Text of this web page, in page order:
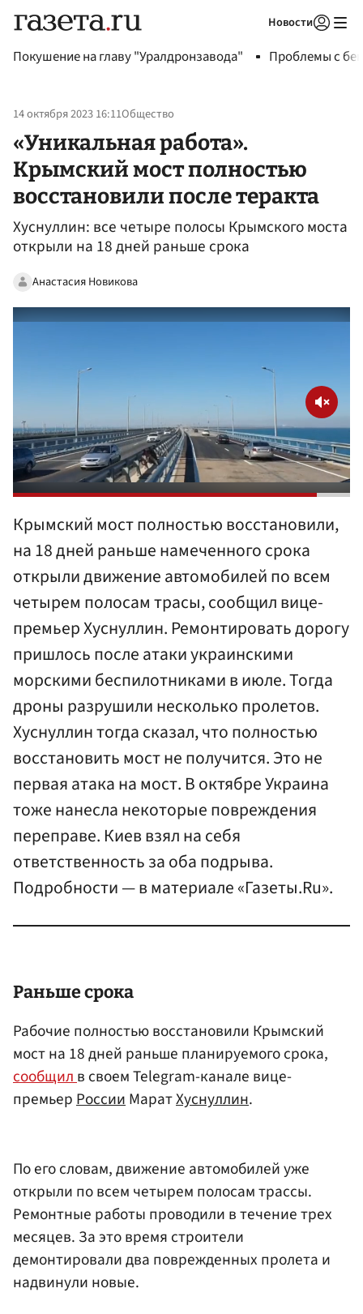
Новости
Покушение на главу "Уралдронзавода" Проблемы с
14 октября 2023 16:11Общество
«Уникальная работа».
Крымский мост полностью
восстановили после теракта
Хуснуллин: все четыре полосы Крымского моста
открыли на 18 дней раньше срока
Анастасия Новикова
Крымский мост полностью восстановили,
на 18 дней раньше намеченного срока
открыли движение автомобилей по всем
четырем полосам трасы, сообщил вице-
премьер Хуснуллин. Ремонтировать дорогу
пришлось после атаки украинскими
морскими беспилотниками в июле. Тогда
дроны разрушили несколько пролетов.
Хуснуллин тогда сказал, что полностью
восстановить мост не получится. Это не
первая атака на мост. В октябре Украина
тоже нанесла некоторые повреждения
переправе. Киев взял на себя
ответственность за оба подрыва.
Подробности — в материале «Газеты.Ru».
Раньше срока
Рабочие полностью восстановили Крымский
мост на 18 дней раньше планируемого срока,
сообщилв своем Telegram-канале вице-
премьерРоссииМаратХуснуллин.
По его словам, движение автомобилей уже
открыли по всем четырем полосам трассы.
Ремонтные работы проводили в течение трех
месяцев. За это время строители
демонтировали два поврежденных пролета и
надвинули новые.